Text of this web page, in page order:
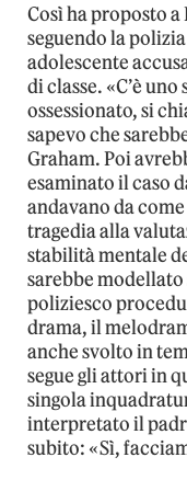
Così ha proposto
seguendo la
adolescente
di classe. «C’è
ossessionato, si
sapevo che
Graham. Poi
esaminato il caso
andavano da
tragedia alla
stabilità mentale
sarebbe
poliziesco
drama, il
anche svolto in
segue gli attori in
singola
interpretato il
subito: «Sì,